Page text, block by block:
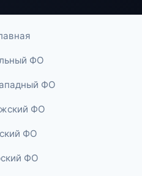
ФО
ФО
ФО
ФО
ФО